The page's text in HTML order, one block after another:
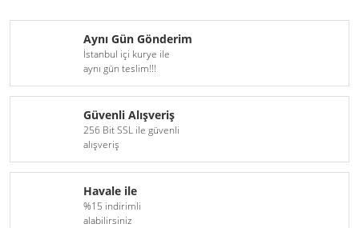
Aynı Gün Gönderim
İstanbul içi kurye ile
aynı gün teslim!!!
Güvenli Alışveriş
256 Bit SSL ile güvenli
alışveriş
Havale ile
%15 indirimli
alabilirsiniz